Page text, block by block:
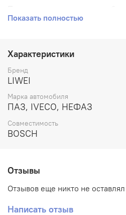
EuroCargo с двигателем
Артикул: DSLA143P970.
Номера аналогов: 0433175271,
FZB1877SN.
Производитель: LIWEI.
Показать полностью
Характеристики
Бренд
LIWEI
Марка автомобиля
ПАЗ, IVECO, НЕФАЗ
Совместимость
BOSCH
Отзывы
Отзывов еще никто не оставлял
Написать отзыв